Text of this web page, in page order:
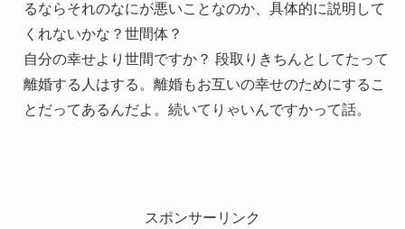
るならそれのなにが悪いことなのか、具体的に説明して
くれないかな？世間体？
自分の幸せより世間ですか？ 段取りきちんとしてたって
離婚する人はする。離婚もお互いの幸せのためにするこ
とだってあるんだよ。続いてりゃいんですかって話。
スポンサーリンク